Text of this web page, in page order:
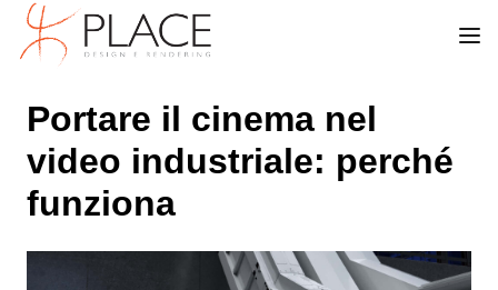
Portare il cinema nel
video industriale: perché
funziona